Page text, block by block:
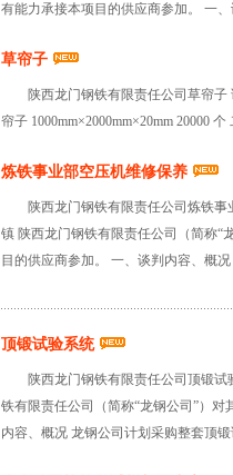
有能力承接本项目的供应商参加。 一
草帘子
陕西龙门钢铁有限责任公司草帘子
帘子 1000mm×2000mm×20mm 20000
炼铁事业部空压机维修保养
陕西龙门钢铁有限责任公司炼铁事
镇 陕西龙门钢铁有限责任公司（简称“
目的供应商参加。 一、谈判内容、概
顶锻试验系统
陕西龙门钢铁有限责任公司顶锻试
铁有限责任公司（简称“龙钢公司”）
内容、概况 龙钢公司计划采购整套顶